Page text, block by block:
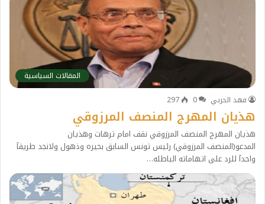
المقالات السياسية
فهد الحربي
0
297
هذيان المهرج المنصف المرزوقي
هذيان المهرج المنصف المرزوقي نقف امام ترهات وهذيان
المدعو(المنصف المرزوقي) رئيس تونس السابق بحيره وذهول ولانجد طريقآ
واحدآ للرد على اتهاماته الباطله…